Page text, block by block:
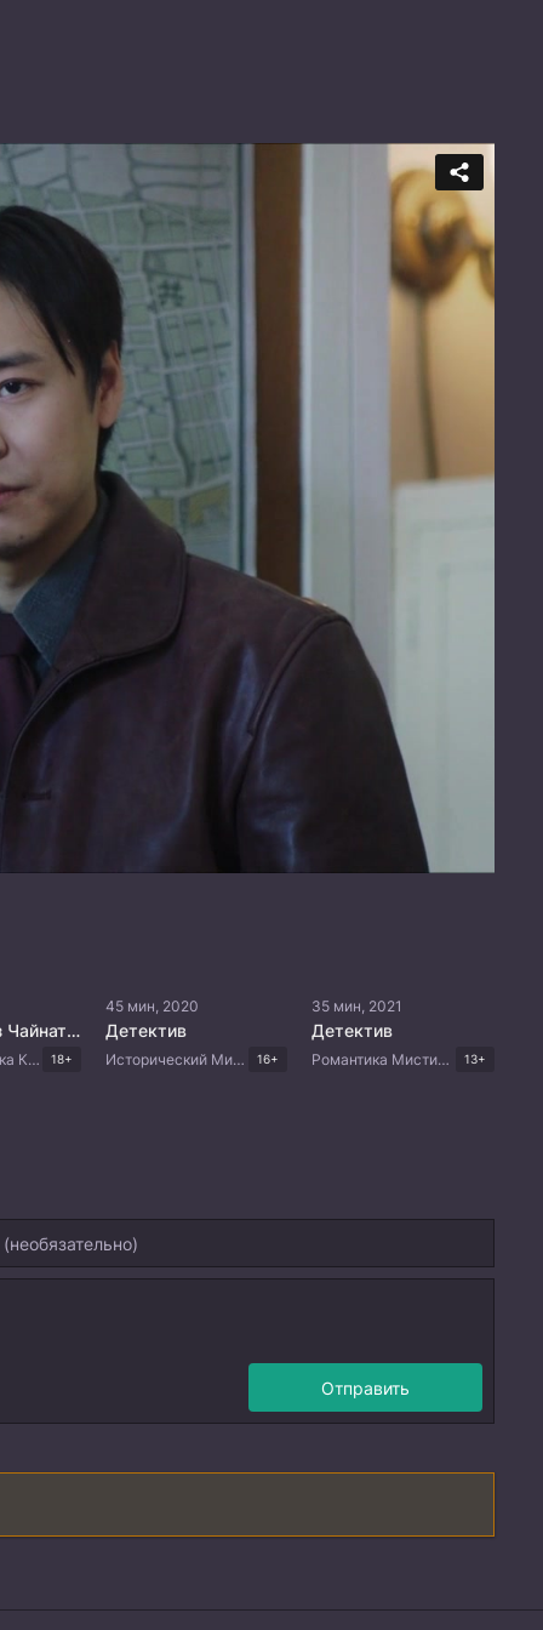
Детектив из Чайнатауна 2
Боевик Мистика Комедия Китайские дорамы 18+
45 мин, 2020
Детектив
Исторический Мистика Триллер Китайские дорамы 16+
35 мин, 2021
Детектив
Романтика Мистика Триллер Боевые искусства Китайские дорамы 13+
Отправить